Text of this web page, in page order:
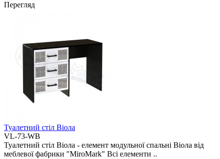
Перегляд
Туалетний стіл Віола
VL-73-WB
Туалетний стіл Віола - елемент модульної спальні Віола від
меблевої фабрики "MiroMark" Всі елементи ..